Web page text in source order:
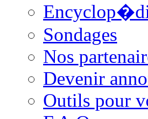
Sondages
Nos
Devenir
Outils pour